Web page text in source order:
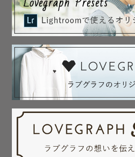
丁寧に切り取らせて頂きます◎
◆お宮参り・七五三
スタジオアルバイトにて祝い着の掛
の着付けを習得。
祝い着をかけるお手伝いはもちろん
れが心配な場合もお任せください。
人見知りがあるお子さんを持つ親御
すぐに慣れていた」「笑顔の写真も
いただいています！